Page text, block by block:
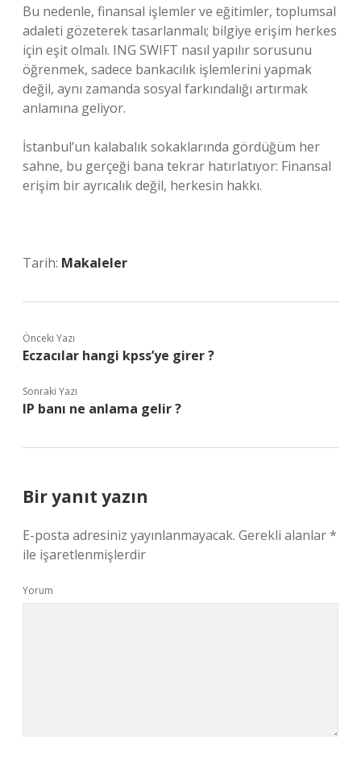
Bu nedenle, finansal işlemler ve eğitimler, toplumsal
adaleti gözeterek tasarlanmalı; bilgiye erişim herkes
için eşit olmalı. ING SWIFT nasıl yapılır sorusunu
öğrenmek, sadece bankacılık işlemlerini yapmak
değil, aynı zamanda sosyal farkındalığı artırmak
anlamına geliyor.
İstanbul’un kalabalık sokaklarında gördüğüm her
sahne, bu gerçeği bana tekrar hatırlatıyor: Finansal
erişim bir ayrıcalık değil, herkesin hakkı.
Tarih: Makaleler
Önceki Yazı
Eczacılar hangi kpss’ye girer ?
Sonraki Yazı
IP banı ne anlama gelir ?
Bir yanıt yazın
E-posta adresiniz yayınlanmayacak. Gerekli alanlar*
ile işaretlenmişlerdir
Yorum